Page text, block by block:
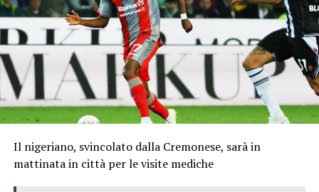
Il nigeriano, svincolato dalla Cremonese, sarà in
mattinata in città per le visite mediche